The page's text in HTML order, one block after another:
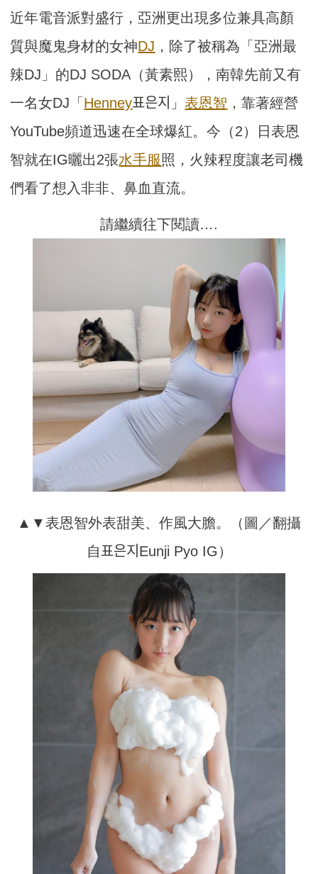
近年電音派對盛行，亞洲更出現多位兼具高顏
質與魔鬼身材的女神DJ ，除了被稱為「亞洲最
辣DJ」的DJ SODA（黃素熙），南韓先前又有
一名女DJ「 Henney표은지」表恩智 ，靠著經營
YouTube頻道迅速在全球爆紅。今（2）日表恩
智就在IG曬出2張水手服照，火辣程度讓老司機
們看了想入非非、鼻血直流。
請繼續往下閱讀….
▲▼表恩智外表甜美、作風大膽。（圖／翻攝
自표은지Eunji Pyo IG）